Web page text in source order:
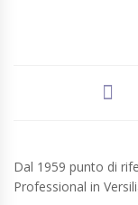
Dal 1959 punto di
Professional in